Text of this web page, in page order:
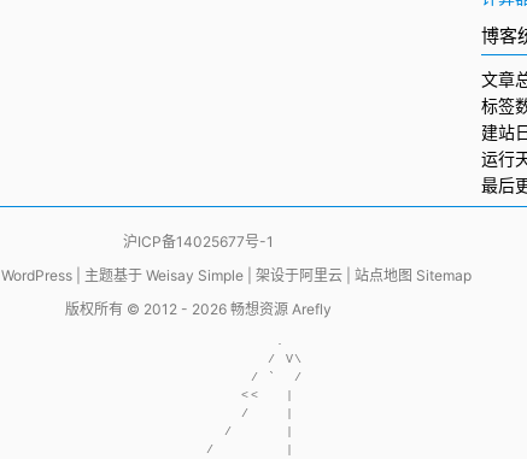
博客
文章
标签
建站
运行
最后
沪ICP备14025677号-1
WordPress| 主题基于 Weisay Simple| 架设于阿里云| 站点地图 Sitemap
版权所有 © 2012 - 2026 畅想资源 Arefly
                     .
                    / V\
                  / `  /
                 <<   |
                 /    |
               /      |
             /        |